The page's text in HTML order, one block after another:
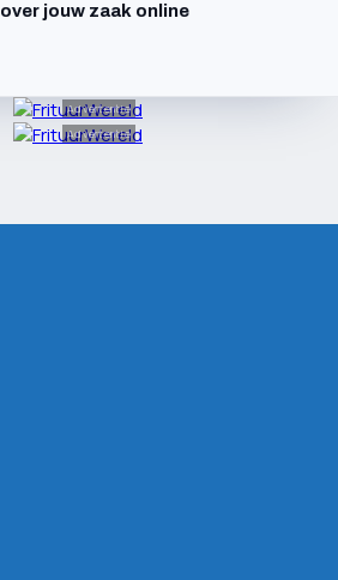
over jouw zaak online
Advertentie
Advertentie